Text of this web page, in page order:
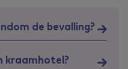
de bevalling?
kraamhotel?